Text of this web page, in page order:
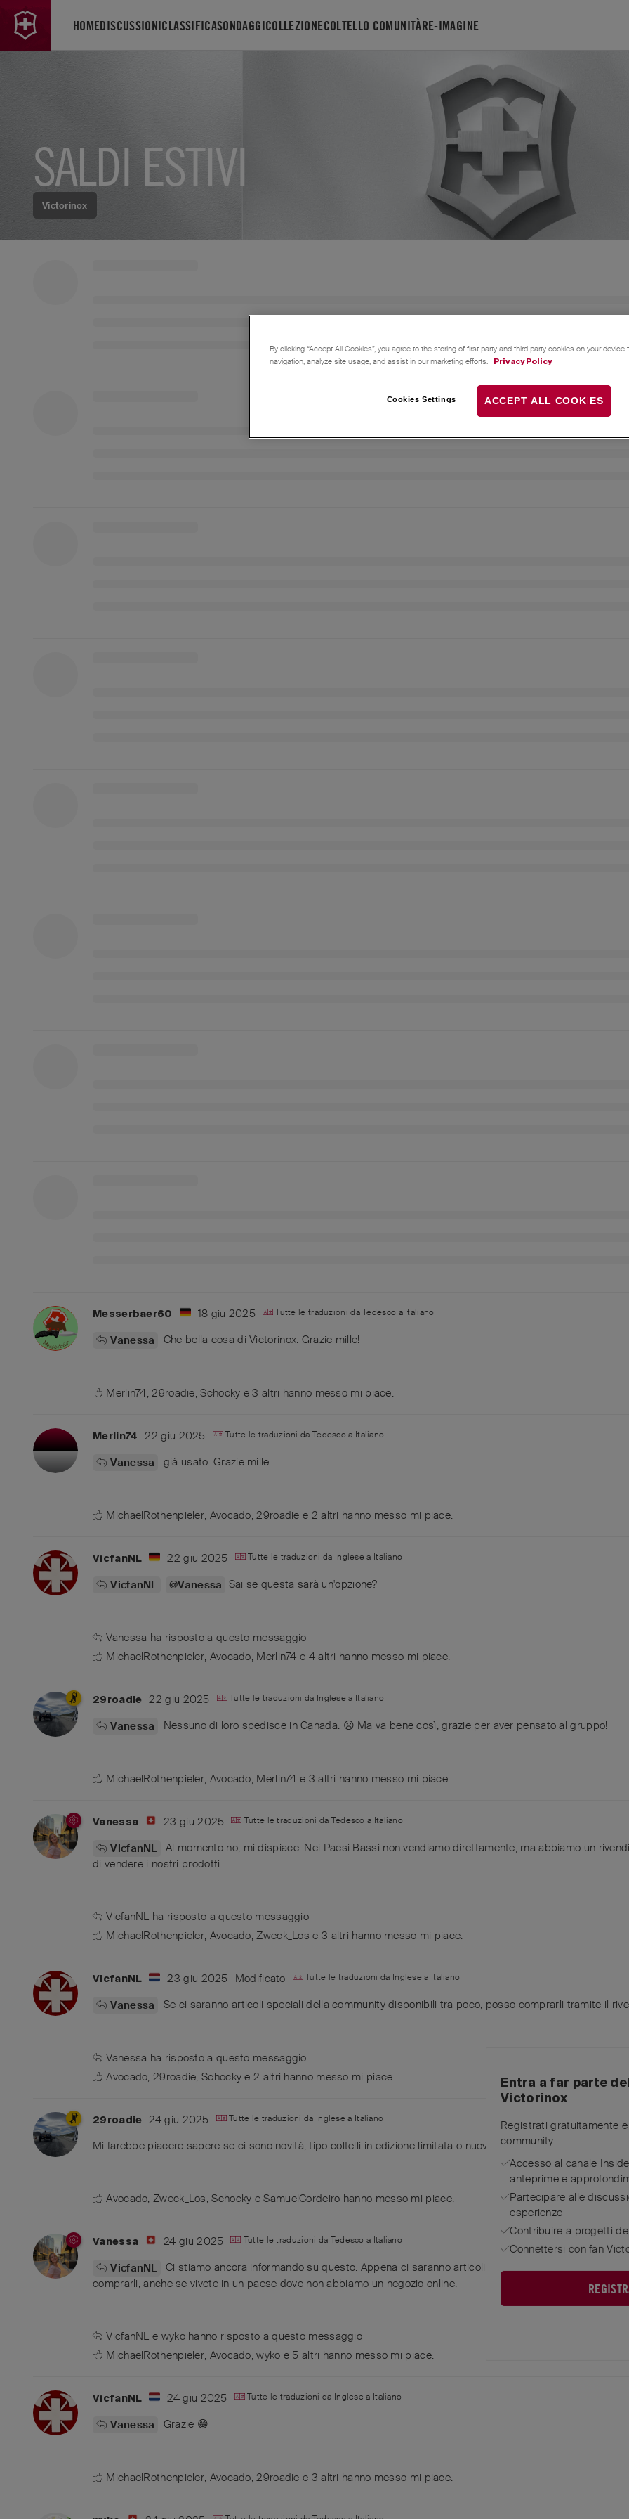
HOMEDISCUSSIONICLASSIFICASONDAGGICOLLEZIONECOLTELLO COMUNITÀRE-IMAGINE
Victorinox
SALDI ESTIVI
Messerbaer60 18 giu 2025 Tutte le traduzioni daTedesco a Italiano
Vanessa Che bella cosa di Victorinox. Grazie mille!
Merlin74,29roadie,Schocky e3 altri hanno messo mi piace.
Merlin74 22 giu 2025 Tutte le traduzioni da Tedesco a Italiano
Vanessa già usato. Grazie mille.
MichaelRothenpieler, Avocado,29roadie e 2 altri hanno messo mi piace.
VicfanNL 22 giu 2025 Tutte le traduzioni da Inglesea Italiano
VicfanNL @Vanessa Sai se questa sarà un'opzione?
Vanessa ha risposto a questo messaggio
MichaelRothenpieler, Avocado, Merlin74 e 4altri hanno messo mi piace.
29roadie 22 giu 2025 Tutte le traduzioni da Inglesea Italiano
Vanessa Nessuno di loro spedisce in Canada. ☹️ Ma va bene così, grazie per aver pensato al gruppo!
MichaelRothenpieler, Avocado, Merlin74 e 3 altri hanno messo mi piace.
Vanessa 23 giu 2025 Tutte le traduzioni da Tedesco a Italiano
VicfanNL
Al momento no, mi dispiace. Nei Paesi Bassi non vendiamo direttamente, ma abbiamo un
di vendere i nostri prodotti.
VicfanNL ha risposto a questo messaggio
MichaelRothenpieler, Avocado,Zweck_Los e 3 altri hanno messo mi piace.
VicfanNL 23 giu 2025 Modificato Tutte le traduzioni da Inglesea Italiano
Vanessa Se ci saranno articoli speciali della community disponibili tra poco, posso comprarli tramite il
Vanessa ha risposto a questo messaggio
Avocado,29roadie,Schocky e2 altri hanno messo mi piace.
29roadie 24 giu 2025 Tutte le traduzioni da Inglesea Italiano
Mi farebbe piacere sapere se ci sono novità, tipo coltelli in edizione limitata o nuovi modelli.
Avocado,Zweck_Los,Schocky eSamuelCordeiro hanno messo mi piace.
Vanessa 24 giu 2025 Tutte le traduzioni da Tedesco a Italiano
VicfanNL
Ci stiamo ancora informando su questo. Appena ci saranno articoli speciali della community, vi
comprarli, anche se vivete in un paese dove non abbiamo un negozio online.
VicfanNL e wykohanno risposto a questo messaggio
MichaelRothenpieler, Avocado,wyko e 5 altri hanno messo mi piace.
VicfanNL 24 giu 2025 Tutte le traduzioni da Inglesea Italiano
Vanessa Grazie 😁
MichaelRothenpieler, Avocado,29roadie e 3 altri hanno messo mi piace.
Entra a far parte
Victorinox
Registrati gratuitamente
community.
Accesso al canale
anteprime e
Partecipare alle
esperienze
Contribuire a progetti
Connettersi con fan
By clicking “Accept All Cookies”, you agree to the storing of first party and third party cookies on your
navigation, analyze site usage, and assist in our marketing efforts.
Privacy Policy
Cookies Settings ACCEPT ALL COOKIES